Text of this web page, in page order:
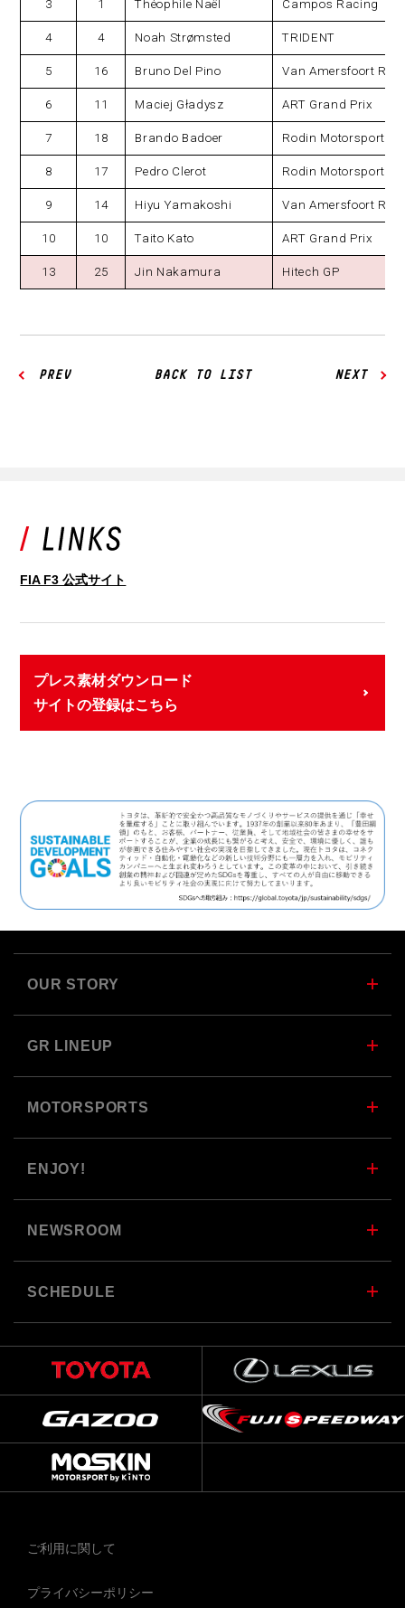
3 1 Théophile Naël Campos Racing
4 4 Noah Strømsted TRIDENT
5 16 Bruno Del Pino Van Amersfoort
6 11 Maciej Gładysz ART Grand Prix
7 18 Brando Badoer Rodin Motorsport
8 17 Pedro Clerot Rodin Motorsport
9 14 Hiyu Yamakoshi Van Amersfoort
10 10 Taito Kato ART Grand Prix
13 25 Jin Nakamura Hitech GP
PREV BACK TO LIST NEXT
FIA F3 公式サイト
プレス素材ダウンロード
サイトの登録はこちら
OUR STORY
GR LINEUP
MOTORSPORTS
ENJOY!
NEWSROOM
SCHEDULE
ご利用に関して
プライバシーポリシー